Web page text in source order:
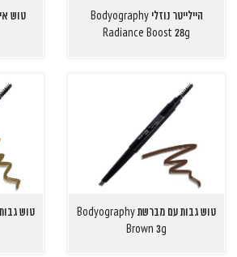
היילייטר נוזלי Bodyography
Radiance Boost 28g
טוש גבות עם מברשת Bodyography
Brown 3g